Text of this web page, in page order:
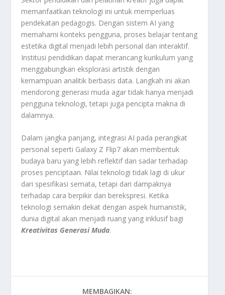
memanfaatkan teknologi ini untuk memperluas
pendekatan pedagogis. Dengan sistem AI yang
memahami konteks pengguna, proses belajar tentang
estetika digital menjadi lebih personal dan interaktif.
Institusi pendidikan dapat merancang kurikulum yang
menggabungkan eksplorasi artistik dengan
kemampuan analitik berbasis data. Langkah ini akan
mendorong generasi muda agar tidak hanya menjadi
pengguna teknologi, tetapi juga pencipta makna di
dalamnya.
Dalam jangka panjang, integrasi AI pada perangkat
personal seperti Galaxy Z Flip7 akan membentuk
budaya baru yang lebih reflektif dan sadar terhadap
proses penciptaan. Nilai teknologi tidak lagi di ukur
dari spesifikasi semata, tetapi dari dampaknya
terhadap cara berpikir dan berekspresi. Ketika
teknologi semakin dekat dengan aspek humanistik,
dunia digital akan menjadi ruang yang inklusif bagi
Kreativitas Generasi Muda.
MEMBAGIKAN: